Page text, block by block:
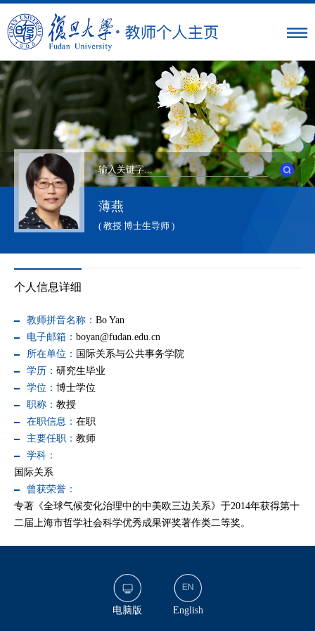
薄燕
( 教授 博士生导师 )
个人信息详细
教师拼音名称： Bo Yan
电子邮箱： boyan@fudan.edu.cn
所在单位： 国际关系与公共事务学院
学历： 研究生毕业
学位： 博士学位
职称： 教授
在职信息： 在职
主要任职： 教师
学科：
国际关系
曾获荣誉：
专著《全球气候变化治理中的中美欧三边关系》于2014年获得第十
二届上海市哲学社会科学优秀成果评奖著作类二等奖。
电脑版 English